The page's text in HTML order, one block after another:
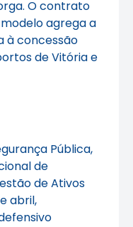
O contrato
agrega a
à concessão
de Vitória e
Pública,
de
de Ativos
abril,